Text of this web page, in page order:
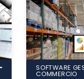
SOFTWARE
COMMERCIO